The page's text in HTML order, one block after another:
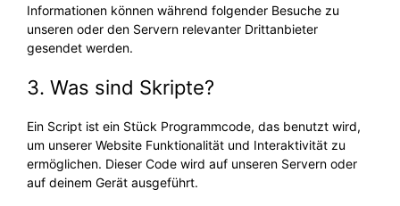
Informationen können während folgender Besuche zu
unseren oder den Servern relevanter Drittanbieter
gesendet werden.
3. Was sind Skripte?
Ein Script ist ein Stück Programmcode, das benutzt wird,
um unserer Website Funktionalität und Interaktivität zu
ermöglichen. Dieser Code wird auf unseren Servern oder
auf deinem Gerät ausgeführt.